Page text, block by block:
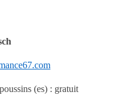
(es) : gratuit